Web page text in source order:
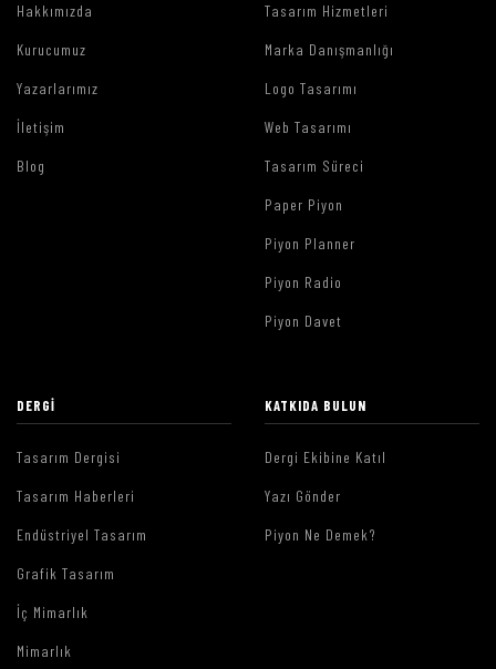
Hakkımızda
Kurucumuz
Yazarlarımız
İletişim
Blog
Tasarım Hizmetleri
Marka Danışmanlığı
Logo Tasarımı
Web Tasarımı
Tasarım Süreci
Paper Piyon
Piyon Planner
Piyon Radio
Piyon Davet
DERGI
Tasarım Dergisi
Tasarım Haberleri
Endüstriyel Tasarım
Grafik Tasarım
İç Mimarlık
Mimarlık
KATKIDA BULUN
Dergi Ekibine Katıl
Yazı Gönder
Piyon Ne Demek?